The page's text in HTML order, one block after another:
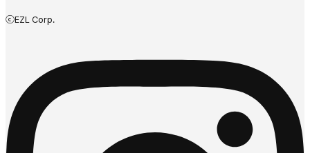
ⓒEZL Corp.